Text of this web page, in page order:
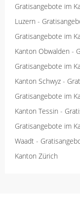
Gratisangebote im
Luzern -
Gratisangebote im
Kanton Obwalden -
Gratisangebote im
Kanton Schwyz -
Gratisangebote im
Kanton Tessin -
Gratisangebote im
Waadt -
Kanton Zürich